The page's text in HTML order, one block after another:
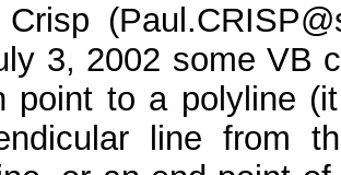
3, 2002 some VB
point to a polyline
line from